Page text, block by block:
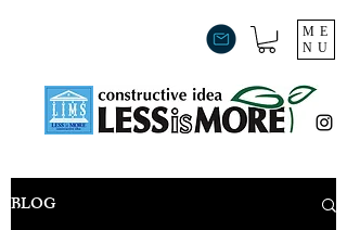
ME
NU
BLOG